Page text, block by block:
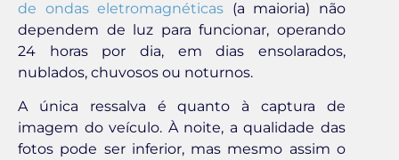
de ondas eletromagnéticas (a maioria) não
dependem de luz para funcionar, operando
24 horas por dia, em dias ensolarados,
nublados, chuvosos ou noturnos.
A única ressalva é quanto à captura de
imagem do veículo. À noite, a qualidade das
fotos pode ser inferior, mas mesmo assim o